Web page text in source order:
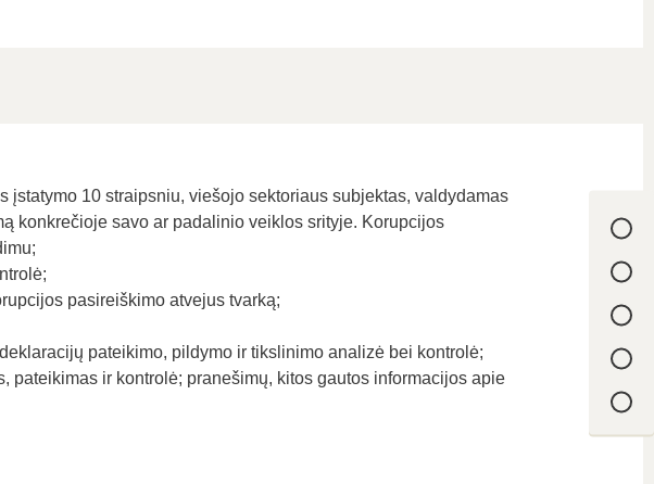
10 straipsniu, viešojo sektoriaus subjektas, valdydamas
konkrečioje savo ar padalinio veiklos srityje. Korupcijos
pasireiškimo atvejus tvarką;
pateikimo, pildymo ir tikslinimo analizė bei kontrolė;
pateikimas ir kontrolė; pranešimų, kitos gautos informacijos apie